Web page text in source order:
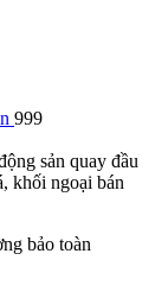
999
sản quay đầu
khối ngoại bán